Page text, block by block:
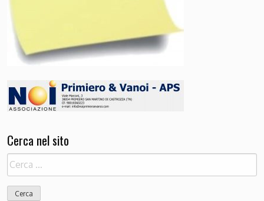
Cerca nel sito
Ricerca
per: